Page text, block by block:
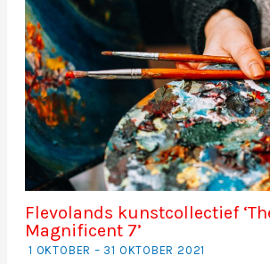
Flevolands kunstcollectief
Magnificent 7’
1 OKTOBER – 31 OKTOBER 2021